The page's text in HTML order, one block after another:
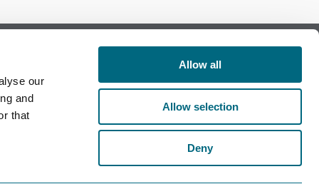
our
and
that
Allow all
Allow selection
Deny
Follow us on Facebook
Follow us on LinkedIn